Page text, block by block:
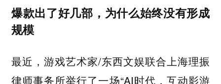
爆款出了好几部，为什么始终没有形成
规模
最近，游戏艺术家/东西文娱联合上海理振
律师事务所举行了一场“AI时代，互动影游